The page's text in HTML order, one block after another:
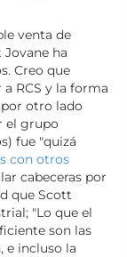
venta de
ha
Creo que
RCS y la forma
otro lado
el grupo
fue "quizá
con otros
cabeceras por
que Scott
"Lo que el
son las
e incluso la